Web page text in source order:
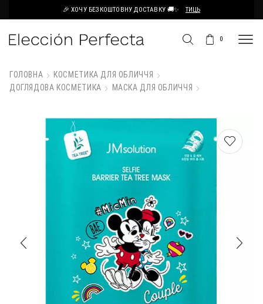
🎉 ХОЧУ БЕЗКОШТОВНУ ДОСТАВКУ 🚚✨ ТИЦЬ
0
ГОЛОВНА
КОСМЕТИКА ДЛЯ ОБЛИЧЧЯ
ДОГЛЯДОВА КОСМЕТИКА
МАСКА ДЛЯ ОБЛИЧЧЯ